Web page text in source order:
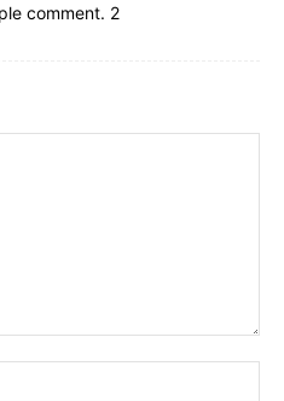
comment. 2